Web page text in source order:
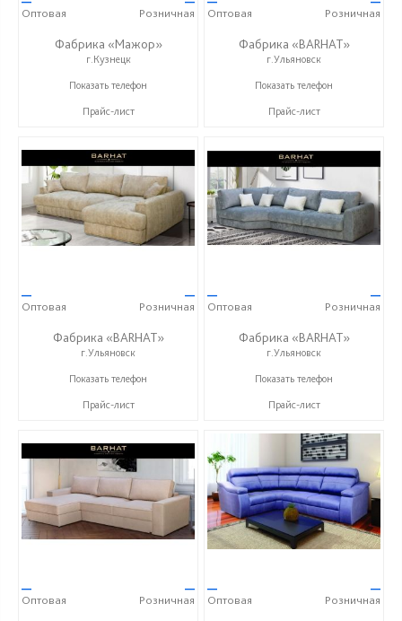
Оптовая Розничная
Фабрика «Мажор»
г.Кузнецк
+7 (999) 611-98-99
Показать телефон
Прайс-лист
Оптовая Розничная
Фабрика «BARHAT»
г.Ульяновск
+7 (996) 219-29-77
Показать телефон
Прайс-лист
—
Оптовая
—
Розничная
Фабрика «BARHAT»
г.Ульяновск
+7 (996) 219-29-77
Показать телефон
Прайс-лист
—
Оптовая
—
Розничная
Фабрика «BARHAT»
г.Ульяновск
+7 (996) 219-29-77
Показать телефон
Прайс-лист
—
Оптовая
—
Розничная
—
Оптовая
—
Розничная